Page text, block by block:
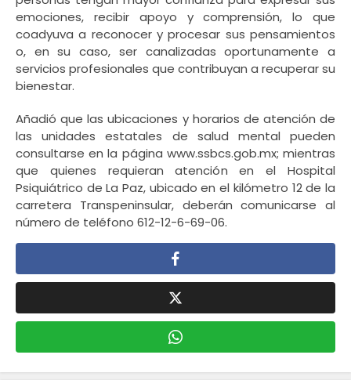
emociones, recibir apoyo y comprensión, lo que
coadyuva a reconocer y procesar sus pensamientos
o, en su caso, ser canalizadas oportunamente a
servicios profesionales que contribuyan a recuperar su
bienestar.
Añadió que las ubicaciones y horarios de atención de
las unidades estatales de salud mental pueden
consultarse en la página www.ssbcs.gob.mx; mientras
que quienes requieran atención en el Hospital
Psiquiátrico de La Paz, ubicado en el kilómetro 12 de la
carretera Transpeninsular, deberán comunicarse al
número de teléfono 612-12-6-69-06.